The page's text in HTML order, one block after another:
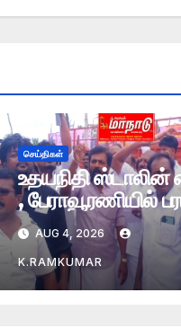
செய்திகள்
உதயநிதி ஸ்டாலின்
, பேராவூரணியில்
AUG 4, 2026
K.RAMKUMAR